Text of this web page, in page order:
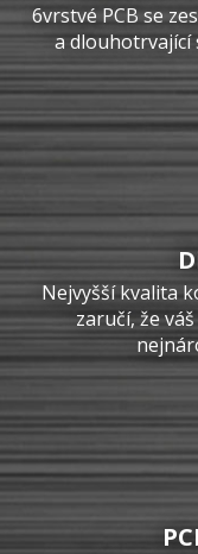
6vrstvé PCB se
a dlouhotrvající
Nejvyšší kvalita
zaručí, že